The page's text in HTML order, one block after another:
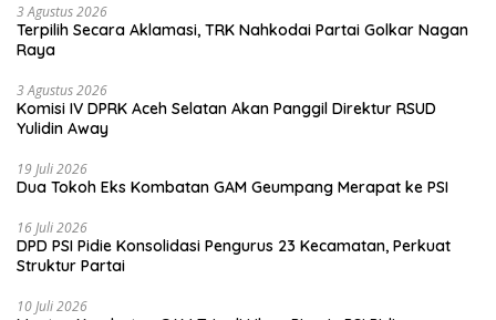
3 Agustus 2026
Terpilih Secara Aklamasi, TRK Nahkodai Partai Golkar Nagan
Raya
3 Agustus 2026
Komisi IV DPRK Aceh Selatan Akan Panggil Direktur RSUD
Yulidin Away
19 Juli 2026
Dua Tokoh Eks Kombatan GAM Geumpang Merapat ke PSI
16 Juli 2026
DPD PSI Pidie Konsolidasi Pengurus 23 Kecamatan, Perkuat
Struktur Partai
10 Juli 2026